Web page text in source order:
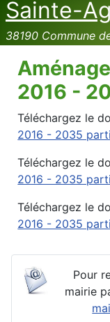
Sainte-
38190 Commune
2016 -
Téléchargez le
2016 - 2035
Téléchargez le
2016 - 2035
Téléchargez le
2016 - 2035
Pour
mairie